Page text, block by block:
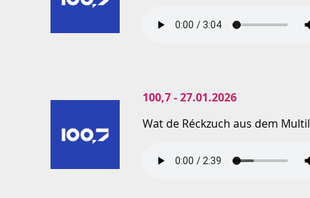
100,7 - 27.01.2026
Wat de Réckzuch aus dem